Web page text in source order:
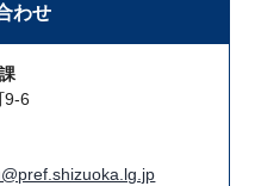
わせ
9-6